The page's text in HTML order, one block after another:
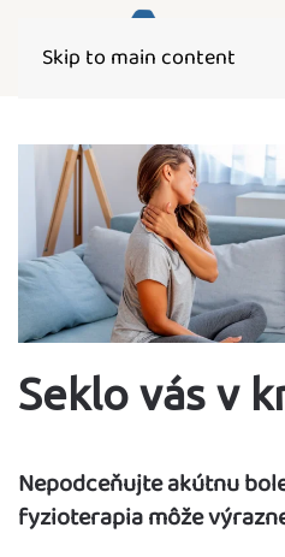
Skip to main content
Seklo vás v
Nepodceňujte akútnu
fyzioterapia môže